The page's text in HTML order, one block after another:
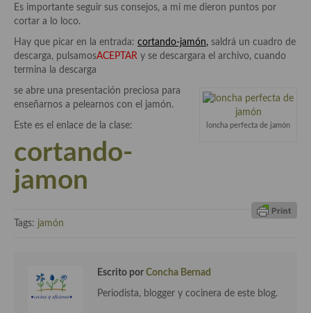
Origen y evolución de la comida
Ocio – restaurantes, bares, tabernas
Viajes eno-gastro-turísticos
Las opiniones de la «Cocinera»
Acompañamientos
Aderezos, salsas, vinagretas, especias, hierbas aromáticas o
aditivos
Es importante seguir sus consejos, a mi me dieron puntos por
cortar a lo loco.
Hay que picar en la entrada: cortando-jamón, saldrá un cuadro de
descarga, pulsamosACEPTAR y se descargara el archivo, cuando
termina la descarga
loncha perfecta de jamón
se abre una presentación preciosa para
enseñarnos a pelearnos con el jamón.
Este es el enlace de la clase:
cortando-
jamon
Tags: jamón
Escrito por Concha Bernad
Periodista, blogger y cocinera de este blog.